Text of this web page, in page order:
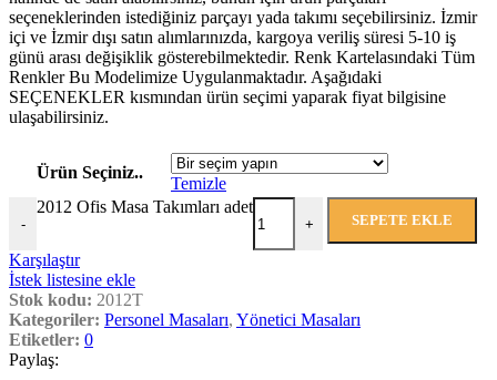
seçeneklerinden istediğiniz parçayı yada takımı seçebilirsiniz. İzmir
içi ve İzmir dışı satın alımlarınızda, kargoya veriliş süresi 5-10 iş
günü arası değişiklik gösterebilmektedir. Renk Kartelasındaki Tüm
Renkler Bu Modelimize Uygulanmaktadır. Aşağıdaki
SEÇENEKLER kısmından ürün seçimi yaparak fiyat bilgisine
ulaşabilirsiniz.
Ürün Seçiniz..
Temizle
-
2012 Ofis Masa Takımları adet
+ SEPETE EKLE
Karşılaştır
İstek listesine ekle
Stok kodu: 2012T
Kategoriler: Personel Masaları, Yönetici Masaları
Etiketler: 0
Paylaş: